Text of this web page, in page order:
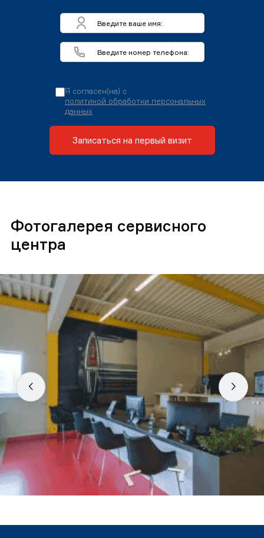
Я согласен(на) с
политикой обработки персональных
данных
Записаться на первый визит
Фотогалерея сервисного
центра